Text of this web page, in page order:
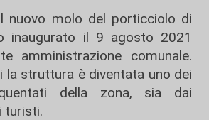
nuovo molo del porticciolo di
inaugurato il 9 agosto 2021
amministrazione comunale.
la struttura è diventata uno dei
della zona, sia dai
turisti.